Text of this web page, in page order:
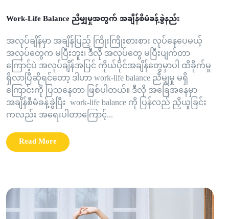
Work-Life Balance ညီမျှမှုအတွက် အချိန်စီမံခန့်ခွဲနည်း
အလုပ်ချိန်မှာ အချိန်ပြည့် ကြိုးကြိုးစားစား လုပ်နေပေမယ့်
အလုပ်တွေက မပြီးဘူး၊ ဒီလို အလုပ်တွေ မပြီးပျက်တာ
ကြောင့်ပဲ အလုပ်ချိန်အပြင် ကိုယ်ပိုင်အချိန်တွေမှာပါ ထိခိုက်မှု
ရှိလာပြီဆိုရင်တော့ ဒါဟာ work-life balance ညီမျှမှု မရှိ
ကြောင်းကို ပြသနေတာ ဖြစ်ပါတယ်။ ဒီလို အခြေအနေမှာ
အချိန်စီမံခန့်ခွဲပြီး work-life balance ကို ပြန်လည် ညှိယူခြင်း
ကလည်း အရေးပါတာကြောင့်...
Read More